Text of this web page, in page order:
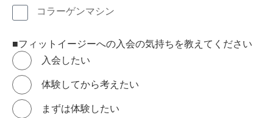
コラーゲンマシン
■フィットイージーへの入会の気持ちを教えてください
入会したい
体験してから考えたい
まずは体験したい